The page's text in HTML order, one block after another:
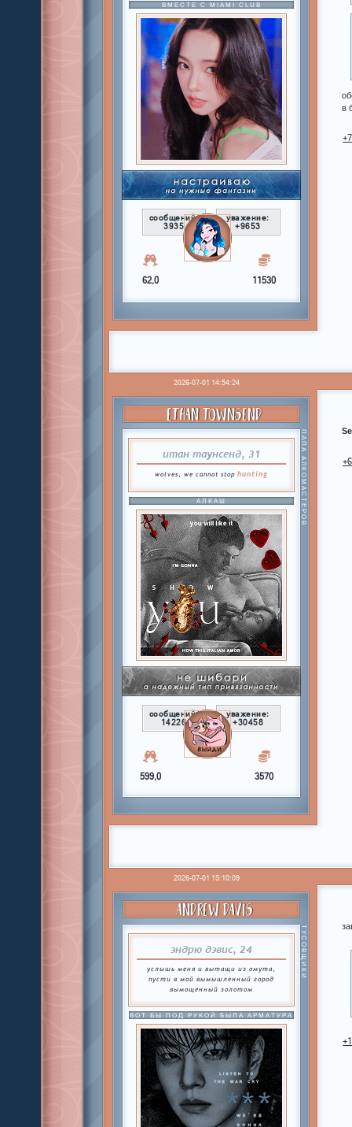
ВМЕСТЕ С MIAMI CLUB
сообщений:
3935
уважение:
+9653
62,0 11530
в
+7
2026-07-01 14:54:24
ETHAN TOWNSEND
итан таунсенд, 31
wolves, we cannot stophunting ПАПА АЛКОМАСТЕРОВ
АЛКАШ
сообщений:
14226
уважение:
+30458
599,0 3570
+6
2026-07-01 15:10:09
ANDREW DAVIS
эндрю дэвис, 24
услышь меня и вытащи из омута,
пусти в мой вымышленный город
вымощенный золотом
ТУСОВЩИКИ
ВОТ БЫ ПОД РУКОЙ БЫЛА АРМАТУРА